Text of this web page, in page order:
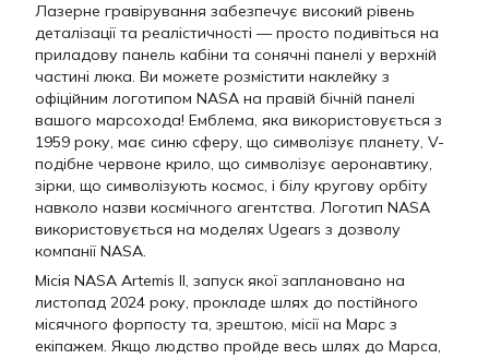
Лазерне гравірування забезпечує високий рівень
деталізації та реалістичності — просто подивіться на
приладову панель кабіни та сонячні панелі у верхній
частині люка. Ви можете розмістити наклейку з
офіційним логотипом NASA на правій бічній панелі
вашого марсохода! Емблема, яка використовується з
1959 року, має синю сферу, що символізує планету, V-
подібне червоне крило, що символізує аеронавтику,
зірки, що символізують космос, і білу кругову орбіту
навколо назви космічного агентства. Логотип NASA
використовується на моделях Ugears з дозволу
компанії NASA.
Місія NASA Artemis II, запуск якої заплановано на
листопад 2024 року, прокладе шлях до постійного
місячного форпосту та, зрештою, місії на Марс з
екіпажем. Якщо людство пройде весь шлях до Марса,